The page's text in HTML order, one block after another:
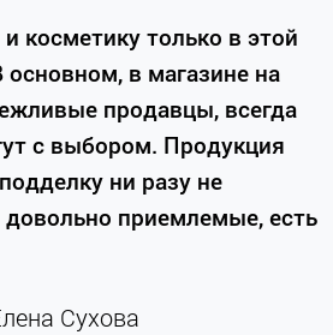
косметику только в этой
основном, в магазине на
продавцы, всегда
с выбором. Продукция
ни разу не
приемлемые, есть
Сухова